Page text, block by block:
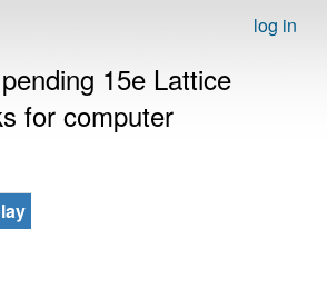
log in
15e Lattice
for computer